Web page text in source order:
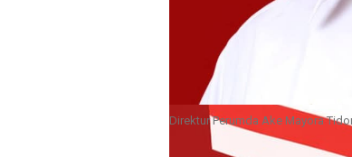
Direktur Perumda Ake Mayora